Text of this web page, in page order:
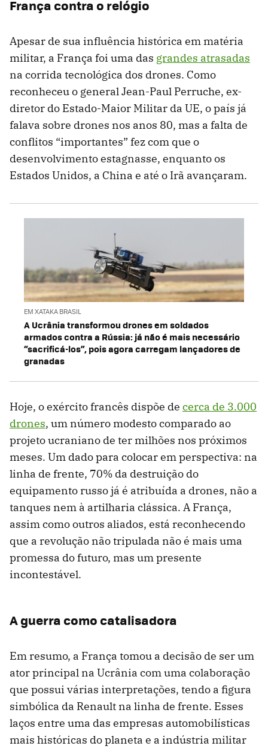
França contra o relógio
Apesar de sua influência histórica em matéria
militar, a França foi uma das grandes atrasadas
na corrida tecnológica dos drones. Como
reconheceu o general Jean-Paul Perruche, ex-
diretor do Estado-Maior Militar da UE, o país já
falava sobre drones nos anos 80, mas a falta de
conflitos “importantes” fez com que o
desenvolvimento estagnasse, enquanto os
Estados Unidos, a China e até o Irã avançaram.
EM XATAKA BRASIL
A Ucrânia transformou drones em soldados
armados contra a Rússia: já não é mais necessário
“sacrificá-los”, pois agora carregam lançadores de
granadas
Hoje, o exército francês dispõe de cerca de 3.000
drones, um número modesto comparado ao
projeto ucraniano de ter milhões nos próximos
meses. Um dado para colocar em perspectiva: na
linha de frente, 70% da destruição do
equipamento russo já é atribuída a drones, não a
tanques nem à artilharia clássica. A França,
assim como outros aliados, está reconhecendo
que a revolução não tripulada não é mais uma
promessa do futuro, mas um presente
incontestável.
A guerra como catalisadora
Em resumo, a França tomou a decisão de ser um
ator principal na Ucrânia com uma colaboração
que possui várias interpretações, tendo a figura
simbólica da Renault na linha de frente. Esses
laços entre uma das empresas automobilísticas
mais históricas do planeta e a indústria militar